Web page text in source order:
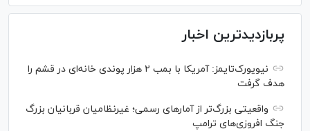
پربازدیدترین اخبار
نیویورک‌تایمز: آمریکا با بمب ۲ هزار پوندی خانه‌ای در قشم را
هدف گرفت
واقعیتی بزرگ‌تر از آمار‌های رسمی؛ غیرنظامیان قربانیان بزرگ
جنگ افروزی‌های ترامپ